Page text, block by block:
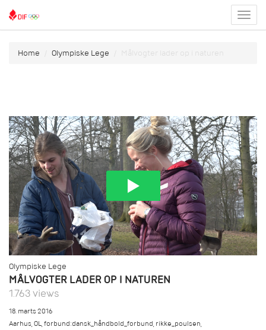
menu
Home Olympiske Lege Målvogter lader op i naturen
Olympiske Lege
MÅLVOGTER LADER OP I NATUREN
1.763 views
18. marts 2016
Aarhus,OL,forbund:dansk_håndbold_forbund,rikke_poulsen,